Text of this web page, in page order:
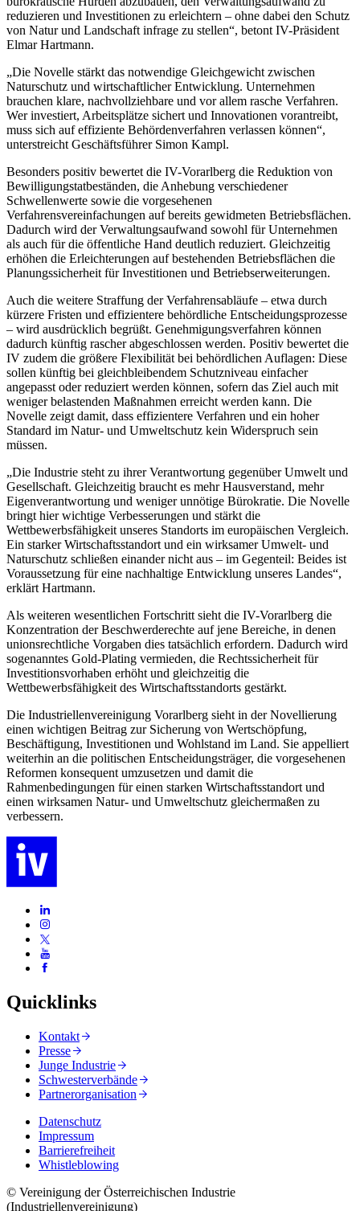
reduzieren und Investitionen zu erleichtern – ohne dabei den Schutz
von Natur und Landschaft infrage zu stellen“, betont IV-Präsident
Elmar Hartmann.
„Die Novelle stärkt das notwendige Gleichgewicht zwischen
Naturschutz und wirtschaftlicher Entwicklung. Unternehmen
brauchen klare, nachvollziehbare und vor allem rasche Verfahren.
Wer investiert, Arbeitsplätze sichert und Innovationen vorantreibt,
muss sich auf effiziente Behördenverfahren verlassen können“,
unterstreicht Geschäftsführer Simon Kampl.
Besonders positiv bewertet die IV-Vorarlberg die Reduktion von
Bewilligungstatbeständen, die Anhebung verschiedener
Schwellenwerte sowie die vorgesehenen
Verfahrensvereinfachungen auf bereits gewidmeten Betriebsflächen.
Dadurch wird der Verwaltungsaufwand sowohl für Unternehmen
als auch für die öffentliche Hand deutlich reduziert. Gleichzeitig
erhöhen die Erleichterungen auf bestehenden Betriebsflächen die
Planungssicherheit für Investitionen und Betriebserweiterungen.
Auch die weitere Straffung der Verfahrensabläufe – etwa durch
kürzere Fristen und effizientere behördliche Entscheidungsprozesse
– wird ausdrücklich begrüßt. Genehmigungsverfahren können
dadurch künftig rascher abgeschlossen werden. Positiv bewertet die
IV zudem die größere Flexibilität bei behördlichen Auflagen: Diese
sollen künftig bei gleichbleibendem Schutzniveau einfacher
angepasst oder reduziert werden können, sofern das Ziel auch mit
weniger belastenden Maßnahmen erreicht werden kann. Die
Novelle zeigt damit, dass effizientere Verfahren und ein hoher
Standard im Natur- und Umweltschutz kein Widerspruch sein
müssen.
„Die Industrie steht zu ihrer Verantwortung gegenüber Umwelt und
Gesellschaft. Gleichzeitig braucht es mehr Hausverstand, mehr
Eigenverantwortung und weniger unnötige Bürokratie. Die Novelle
bringt hier wichtige Verbesserungen und stärkt die
Wettbewerbsfähigkeit unseres Standorts im europäischen Vergleich.
Ein starker Wirtschaftsstandort und ein wirksamer Umwelt- und
Naturschutz schließen einander nicht aus – im Gegenteil: Beides ist
Voraussetzung für eine nachhaltige Entwicklung unseres Landes“,
erklärt Hartmann.
Als weiteren wesentlichen Fortschritt sieht die IV-Vorarlberg die
Konzentration der Beschwerderechte auf jene Bereiche, in denen
unionsrechtliche Vorgaben dies tatsächlich erfordern. Dadurch wird
sogenanntes Gold-Plating vermieden, die Rechtssicherheit für
Investitionsvorhaben erhöht und gleichzeitig die
Wettbewerbsfähigkeit des Wirtschaftsstandorts gestärkt.
Die Industriellenvereinigung Vorarlberg sieht in der Novellierung
einen wichtigen Beitrag zur Sicherung von Wertschöpfung,
Beschäftigung, Investitionen und Wohlstand im Land. Sie appelliert
weiterhin an die politischen Entscheidungsträger, die vorgesehenen
Reformen konsequent umzusetzen und damit die
Rahmenbedingungen für einen starken Wirtschaftsstandort und
einen wirksamen Natur- und Umweltschutz gleichermaßen zu
verbessern.
Quicklinks
Kontakt
Presse
Junge Industrie
Schwesterverbände
Partnerorganisation
Datenschutz
Impressum
Barrierefreiheit
Whistleblowing
© Vereinigung der Österreichischen Industrie
(Industriellenvereinigung)